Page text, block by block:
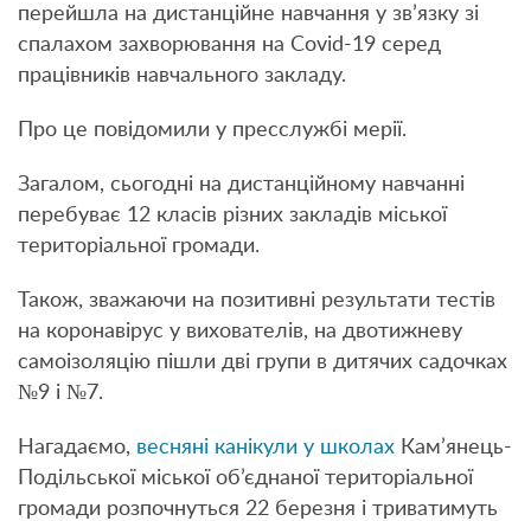
перейшла на дистанційне навчання у зв’язку зі
спалахом захворювання на Covid-19 серед
працівників навчального закладу.
Про це повідомили у пресслужбі мерії.
Загалом, сьогодні на дистанційному навчанні
перебуває 12 класів різних закладів міської
територіальної громади.
Також, зважаючи на позитивні результати тестів
на коронавірус у вихователів, на двотижневу
самоізоляцію пішли дві групи в дитячих садочках
№9 і №7.
Нагадаємо, весняні канікули у школах Кам’янець-
Подільської міської об’єднаної територіальної
громади розпочнуться 22 березня і триватимуть